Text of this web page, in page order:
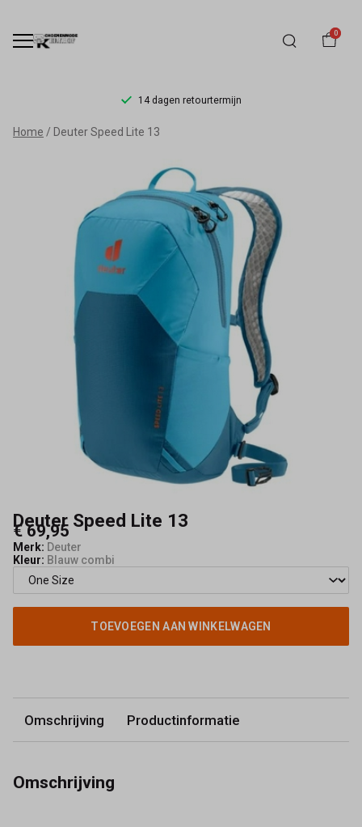
0
14 dagen retourtermijn
Deuter
Schoenmode
Kerkhof
Home Deuter Speed Lite 13
Deuter Speed Lite 13
€ 69,95
Merk: Deuter
Kleur: Blauw combi
TOEVOEGEN AAN WINKELWAGEN
Omschrijving Productinformatie
Omschrijving